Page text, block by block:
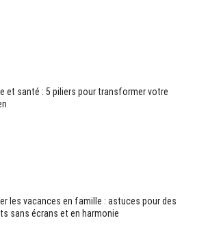
et santé : 5 piliers pour transformer votre
les vacances en famille : astuces pour des
sans écrans et en harmonie